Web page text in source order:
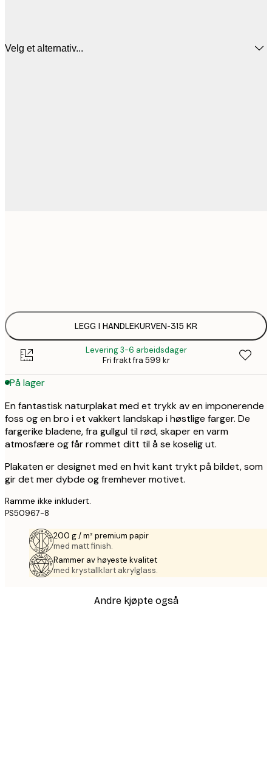
Velg et alternativ...
LEGG I HANDLEKURVEN-315 KR
Levering 3-6 arbeidsdager
Fri frakt fra 599 kr
På lager
En fantastisk naturplakat med et trykk av en imponerende
foss og en bro i et vakkert landskap i høstlige farger. De
fargerike bladene, fra gullgul til rød, skaper en varm
atmosfære og får rommet ditt til å se koselig ut.
Plakaten er designet med en hvit kant trykt på bildet, som
gir det mer dybde og fremhever motivet.
Ramme ikke inkludert.
PS50967-8
200 g / m² premium papir
med matt finish.
Rammer av høyeste kvalitet
med krystallklart akrylglass.
Andre kjøpte også